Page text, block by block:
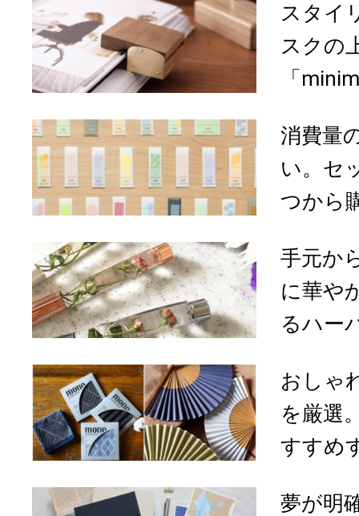
スタイ
スクの
「
消費量
い。セ
つから
手元か
に華や
るハー
おしゃ
を厳選
すすめ
夢が明